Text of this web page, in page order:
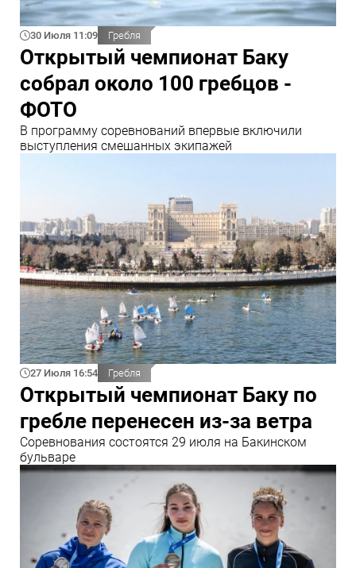
30 Июля 11:09 Гребля
Открытый чемпионат Баку
собрал около 100 гребцов -
ФОТО
В программу соревнований впервые включили
выступления смешанных экипажей
27 Июля 16:54 Гребля
Открытый чемпионат Баку по
гребле перенесен из-за ветра
Соревнования состоятся 29 июля на Бакинском
бульваре